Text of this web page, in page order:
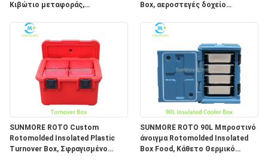
Κιβώτιο μεταφοράς,
πλαστικό δοχείο κύκλου
εργασιών για πρώτες ύλες
τροφίμων & Logistics
μαγειρεμένων τροφίμων
Box, αεροστεγές δοχείο
πλαστικές πόρπες για
κυκλοφορία θαλασσινών,
τροφίμων και logistics
SUNMORE ROTO Custom
Rotomolded Insolated Plastic
Turnover Box, Σφραγισμένο
SUNMORE ROTO 90L Μπροστινό
άνοιγμα Rotomolded Insolated
Box Food, Κάθετο Θερμικό